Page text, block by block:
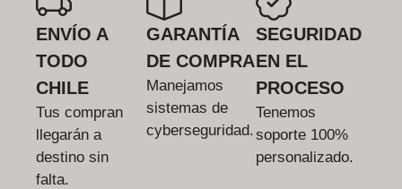
ENVÍO A
TODO
CHILE
Tus compran
llegarán a
destino sin
falta.
GARANTÍA
DE COMPRA
Manejamos
sistemas de
cyberseguridad.
SEGURIDAD
EN EL
PROCESO
Tenemos
soporte 100%
personalizado.